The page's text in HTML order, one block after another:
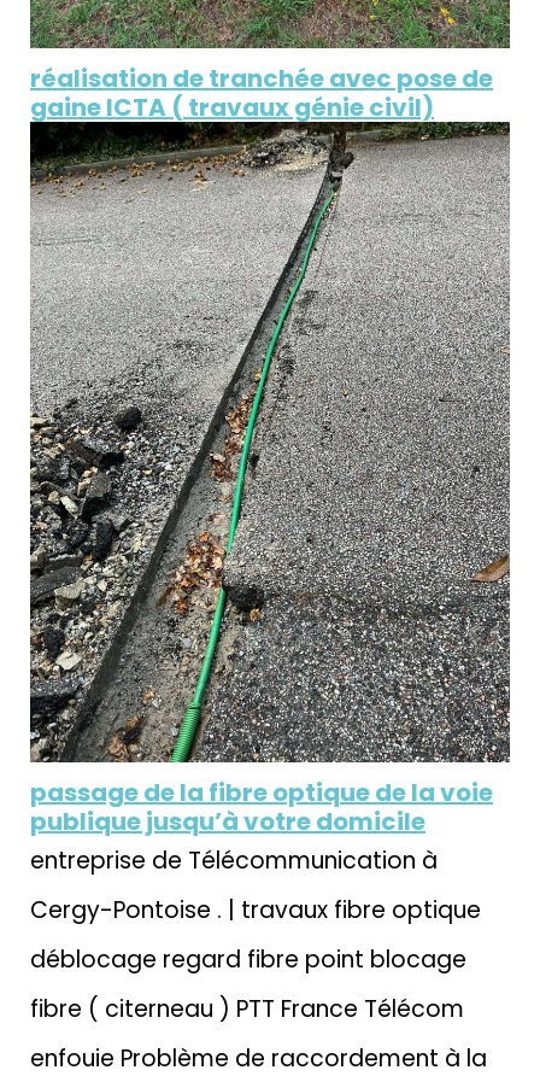
réalisation de tranchée avec pose de
gaine ICTA ( travaux génie civil)
passage de la fibre optique de la voie
publique jusqu’à votre domicile
entreprise de Télécommunication à
Cergy-Pontoise . | travaux fibre optique
déblocage regard fibre point blocage
fibre ( citerneau ) PTT France Télécom
enfouie Problème de raccordement à la